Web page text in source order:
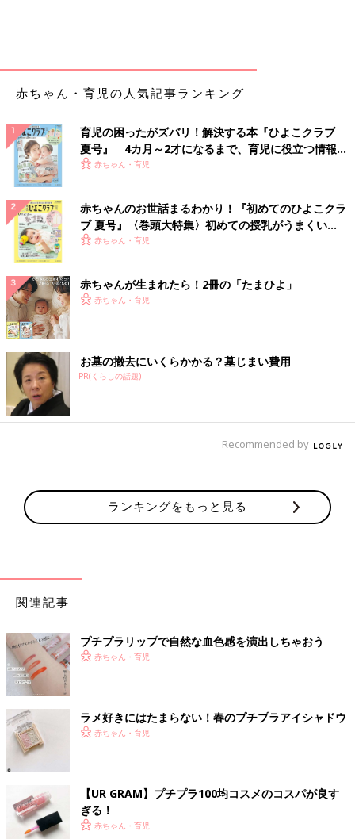
赤ちゃん・育児の人気記事ランキング
育児の困ったがズバリ！解決する本『ひよこクラブ
夏号』 4カ月～2才になるまで、育児に役立つ情報が
いっぱい！
赤ちゃん・育児
赤ちゃんのお世話まるわかり！『初めてのひよこクラ
ブ 夏号』〈巻頭大特集〉初めての授乳がうまくい
く！ おっぱい・ミルクの基本と夏のトラブル 解決テ
赤ちゃん・育児
赤ちゃんが生まれたら！2冊の「たまひよ」
赤ちゃん・育児
お墓の撤去にいくらかかる？墓じまい費用
PR(くらしの話題)
Recommended by
ランキングをもっと見る
関連記事
プチプラリップで自然な血色感を演出しちゃおう
赤ちゃん・育児
ラメ好きにはたまらない！春のプチプラアイシャドウ
赤ちゃん・育児
【UR GRAM】プチプラ100均コスメのコスパが良す
ぎる！
赤ちゃん・育児